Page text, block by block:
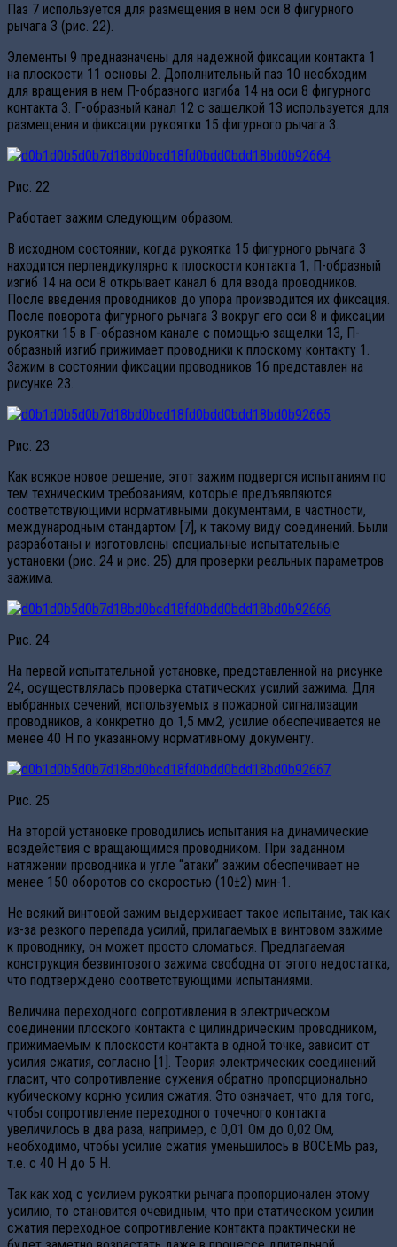
Паз 7 используется для размещения в нем оси 8 фигурного
рычага 3 (рис. 22).
Элементы 9 предназначены для надежной фиксации контакта 1
на плоскости 11 основы 2. Дополнительный паз 10 необходим
для вращения в нем П-образного изгиба 14 на оси 8 фигурного
контакта 3. Г-образный канал 12 с защелкой 13 используется для
размещения и фиксации рукоятки 15 фигурного рычага 3.
Рис. 22
Работает зажим следующим образом.
В исходном состоянии, когда рукоятка 15 фигурного рычага 3
находится перпендикулярно к плоскости контакта 1, П-образный
изгиб 14 на оси 8 открывает канал 6 для ввода проводников.
После введения проводников до упора производится их фиксация.
После поворота фигурного рычага 3 вокруг его оси 8 и фиксации
рукоятки 15 в Г-образном канале с помощью защелки 13, П-
образный изгиб прижимает проводники к плоскому контакту 1.
Зажим в состоянии фиксации проводников 16 представлен на
рисунке 23.
Рис. 23
Как всякое новое решение, этот зажим подвергся испытаниям по
тем техническим требованиям, которые предъявляются
соответствующими нормативными документами, в частности,
международным стандартом [7], к такому виду соединений. Были
разработаны и изготовлены специальные испытательные
установки (рис. 24 и рис. 25) для проверки реальных параметров
зажима.
Рис. 24
На первой испытательной установке, представленной на рисунке
24, осуществлялась проверка статических усилий зажима. Для
выбранных сечений, используемых в пожарной сигнализации
проводников, а конкретно до 1,5 мм2, усилие обеспечивается не
менее 40 Н по указанному нормативному документу.
Рис. 25
На второй установке проводились испытания на динамические
воздействия с вращающимся проводником. При заданном
натяжении проводника и угле “атаки” зажим обеспечивает не
менее 150 оборотов со скоростью (10±2) мин-1.
Не всякий винтовой зажим выдерживает такое испытание, так как
из-за резкого перепада усилий, прилагаемых в винтовом зажиме
к проводнику, он может просто сломаться. Предлагаемая
конструкция безвинтового зажима свободна от этого недостатка,
что подтверждено соответствующими испытаниями.
Величина переходного сопротивления в электрическом
соединении плоского контакта с цилиндрическим проводником,
прижимаемым к плоскости контакта в одной точке, зависит от
усилия сжатия, согласно [1]. Теория электрических соединений
гласит, что сопротивление сужения обратно пропорционально
кубическому корню усилия сжатия. Это означает, что для того,
чтобы сопротивление переходного точечного контакта
увеличилось в два раза, например, с 0,01 Ом до 0,02 Ом,
необходимо, чтобы усилие сжатия уменьшилось в ВОСЕМЬ раз,
т.е. с 40 Н до 5 Н.
Так как ход с усилием рукоятки рычага пропорционален этому
усилию, то становится очевидным, что при статическом усилии
сжатия переходное сопротивление контакта практически не